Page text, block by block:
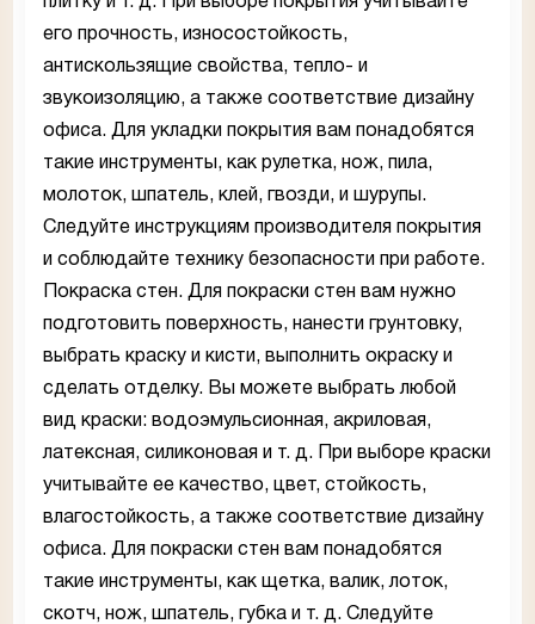
его прочность, износостойкость,
антискользящие свойства, тепло- и
звукоизоляцию, а также соответствие дизайну
офиса. Для укладки покрытия вам понадобятся
такие инструменты, как рулетка, нож, пила,
молоток, шпатель, клей, гвозди, и шурупы.
Следуйте инструкциям производителя покрытия
и соблюдайте технику безопасности при работе.
Покраска стен. Для покраски стен вам нужно
подготовить поверхность, нанести грунтовку,
выбрать краску и кисти, выполнить окраску и
сделать отделку. Вы можете выбрать любой
вид краски: водоэмульсионная, акриловая,
латексная, силиконовая и т. д. При выборе краски
учитывайте ее качество, цвет, стойкость,
влагостойкость, а также соответствие дизайну
офиса. Для покраски стен вам понадобятся
такие инструменты, как щетка, валик, лоток,
скотч, нож, шпатель, губка и т. д. Следуйте